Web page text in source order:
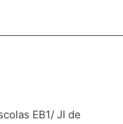
EB1/ JI de